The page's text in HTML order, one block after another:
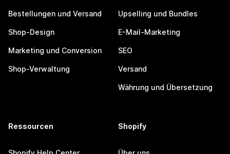
Bestellungen und Versand
Shop-Design
Marketing und Conversion
Shop-Verwaltung
Upselling und Bundles
E-Mail-Marketing
SEO
Versand
Währung und Übersetzung
Ressourcen Shopify